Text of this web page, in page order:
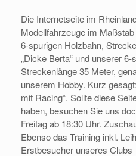
Die Internetseite im
Modellfahrzeuge im
6-spurigen Holzbahn,
„Dicke Berta“ und unserer 6-
Streckenlänge 35 Meter,
unserem Hobby. Kurz
mit Racing“. Sollte diese
haben, besuchen Sie uns
Freitag ab 18:30 Uhr.
Ebenso das Training inkl.
Erstbesucher unseres Clubs